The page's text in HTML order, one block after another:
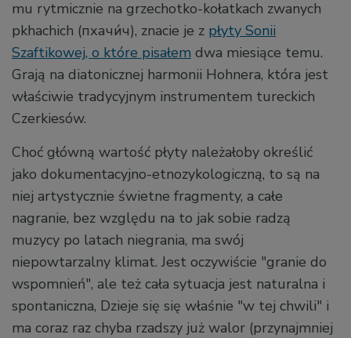
mu rytmicznie na grzechotko-kołatkach zwanych
pkhachich (пхачи́ч), znacie je z płyty Sonii
Szaftikowej, o które pisałem dwa miesiące temu.
Grają na diatonicznej harmonii Hohnera, która jest
właściwie tradycyjnym instrumentem tureckich
Czerkiesów.
Choć główną wartość płyty należałoby określić
jako dokumentacyjno-etnozykologiczną, to są na
niej artystycznie świetne fragmenty, a całe
nagranie, bez względu na to jak sobie radzą
muzycy po latach niegrania, ma swój
niepowtarzalny klimat. Jest oczywiście "granie do
wspomnień", ale też cała sytuacja jest naturalna i
spontaniczna, Dzieje się się właśnie "w tej chwili" i
ma coraz raz chyba rzadszy już walor (przynajmniej